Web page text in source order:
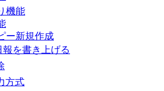
機能
ー新規作成
を書き上げる
方式